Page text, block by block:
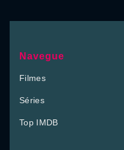
Navegue
Filmes
Séries
Top IMDB